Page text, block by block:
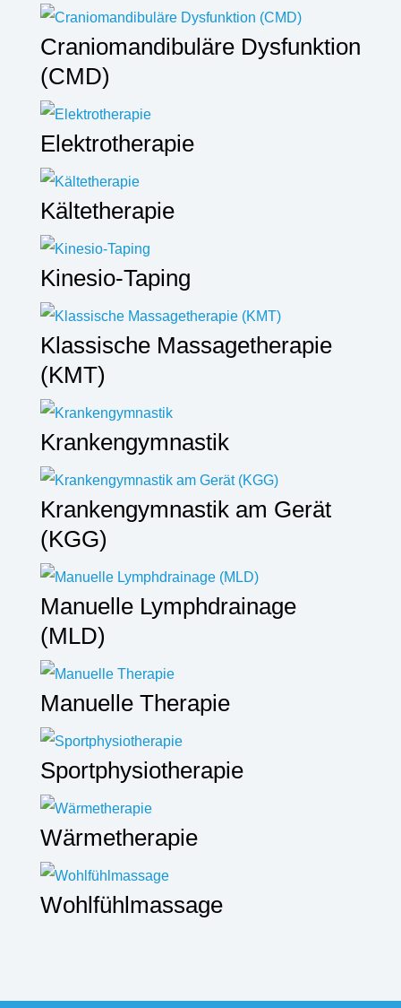
Craniomandibuläre Dysfunktion
(CMD)
Elektrotherapie
Kältetherapie
Kinesio-Taping
Klassische Massagetherapie
(KMT)
Krankengymnastik
Krankengymnastik am Gerät
(KGG)
Manuelle Lymphdrainage
(MLD)
Manuelle Therapie
Sportphysiotherapie
Wärmetherapie
Wohlfühlmassage